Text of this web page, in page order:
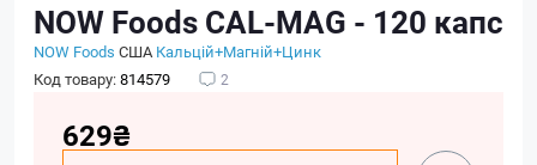
NOW Foods CAL-MAG - 120 капс
NOW Foods США Кальцій+Магній+Цинк
Код товару:814579 2
629₴